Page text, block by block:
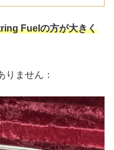
Fuelの方が大きく
りません：